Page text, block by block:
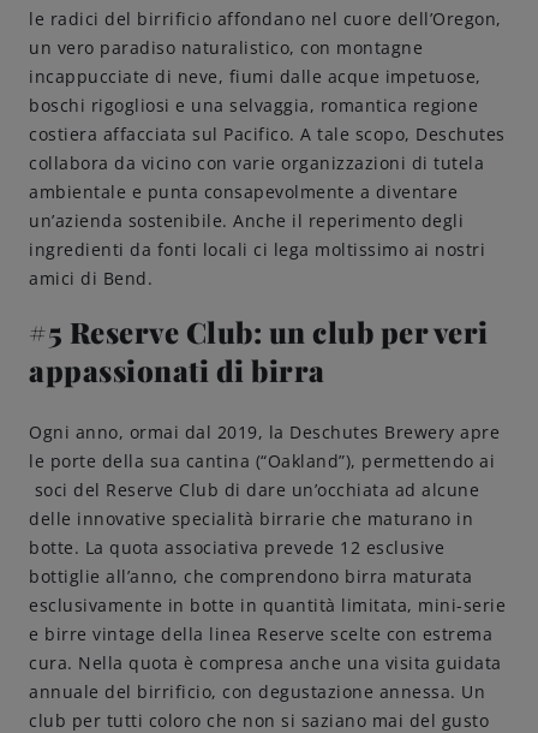
le radici del birrificio affondano nel cuore dell’Oregon,
un vero paradiso naturalistico, con montagne
incappucciate di neve, fiumi dalle acque impetuose,
boschi rigogliosi e una selvaggia, romantica regione
costiera affacciata sul Pacifico. A tale scopo, Deschutes
collabora da vicino con varie organizzazioni di tutela
ambientale e punta consapevolmente a diventare
un’azienda sostenibile. Anche il reperimento degli
ingredienti da fonti locali ci lega moltissimo ai nostri
amici di Bend.
#5 Reserve Club: un club per veri
appassionati di birra
Ogni anno, ormai dal 2019, la Deschutes Brewery apre
le porte della sua cantina (“Oakland”), permettendo ai
soci del Reserve Club di dare un’occhiata ad alcune
delle innovative specialità birrarie che maturano in
botte. La quota associativa prevede 12 esclusive
bottiglie all’anno, che comprendono birra maturata
esclusivamente in botte in quantità limitata, mini-serie
e birre vintage della linea Reserve scelte con estrema
cura. Nella quota è compresa anche una visita guidata
annuale del birrificio, con degustazione annessa. Un
club per tutti coloro che non si saziano mai del gusto